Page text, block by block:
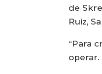
de
Ruiz,
“Para
operar.